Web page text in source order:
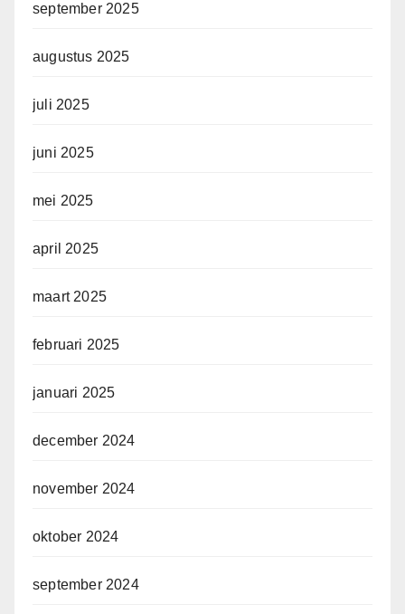
september 2025
augustus 2025
juli 2025
juni 2025
mei 2025
april 2025
maart 2025
februari 2025
januari 2025
december 2024
november 2024
oktober 2024
september 2024